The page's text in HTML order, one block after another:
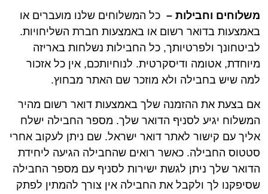
משלוחים וחבילות – כל המשלוחים שלנו מועברים או
באמצעות בדואר רשום או באמצעות חברת השליחויות.
לביטחונך ולפרטיותך, כל החבילות נשלחות באריזה
מיוחדת, אטומה ודיסקרטית. לנוחיותכם, אין כל אזכור
למה שיש בחבילה ולא מוזכר שם האתר מבחוץ.
אם בצעת את ההזמנה שלך באמצעות דואר רשום מהיר
המשלוח יגיע לסניף הדואר שלך. מספר החבילה ישלח
אליך עם קישור לאתר דואר ישראל. שם ניתן לעקוב אחרי
סטטוס החבילה. כאשר רואים שהחבילה הגיעה ליחידת
הדואר שלך ניתן לגשת ישירות לסניף עם מספר החבילה
שסיפקנו לך ולקבל את החבילה אין צורך להמתין לפתק